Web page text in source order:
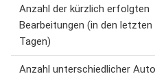
Anzahl der kürzlich erfolgten
Bearbeitungen (in den letzten
Tagen)
Anzahl unterschiedlicher